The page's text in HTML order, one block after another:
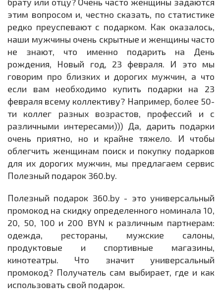
этим вопросом и, честно сказать, по статистике
редко преуспевают с подарком. Как оказалось,
наши мужчины очень скрытные и женщины часто
не знают, что именно подарить на День
рождения, Новый год, 23 февраля. И это мы
говорим про близких и дорогих мужчин, а что
если вам необходимо купить подарки на 23
февраля всему коллективу? Например, более 50-
ти коллег разных возрастов, профессий и с
различными интересами))) Да, дарить подарки
очень приятно, но и крайне тяжело. И чтобы
облегчить женщинам поиск и покупку подарков
для их дорогих мужчин, мы предлагаем сервис
Полезный подарок 360.by.
Полезный подарок 360.by - это универсальный
промокод на скидку определенного номинала 10,
20, 50, 100 и 200 BYN к различным партнерам:
одежда, рестораны, мужские салоны,
продуктовые и спортивные магазины,
кинотеатры. Что значит универсальный
промокод? Получатель сам выбирает, где и как
использовать свой подарок.